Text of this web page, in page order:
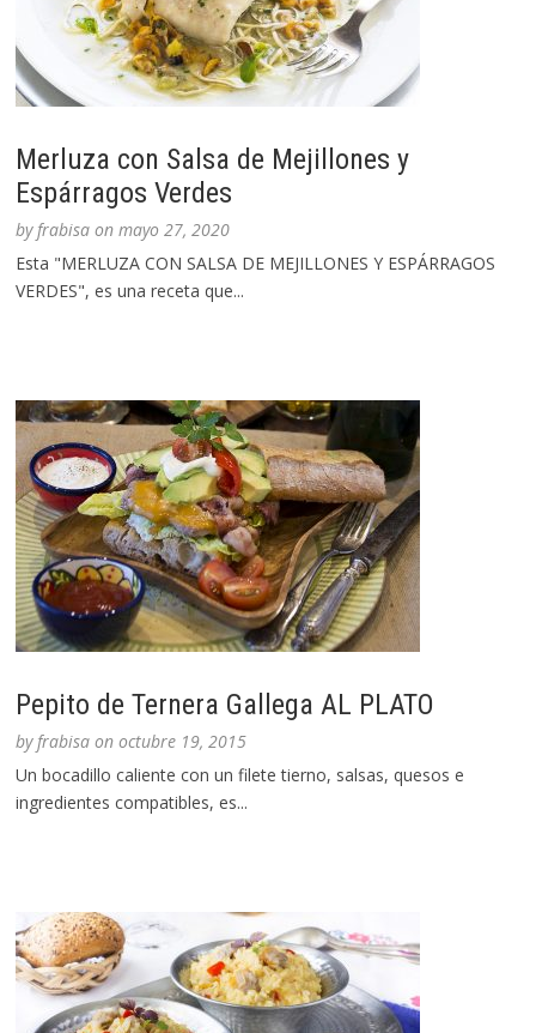
Merluza con Salsa de Mejillones y
Espárragos Verdes
byfrabisa onmayo 27, 2020
Esta "MERLUZA CON SALSA DE MEJILLONES Y ESPÁRRAGOS
VERDES", es una receta que...
Pepito de Ternera Gallega AL PLATO
byfrabisa onoctubre 19, 2015
Un bocadillo caliente con un filete tierno, salsas, quesos e
ingredientes compatibles, es...